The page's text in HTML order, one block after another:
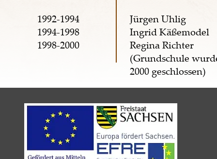
1992-1994
1994-1998
1998-2000
Jürgen Uhlig
Ingrid Käßemodel
Regina Richter
(Grundschule
2000 geschlossen)